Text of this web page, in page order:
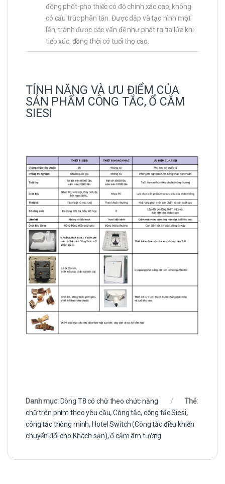
đồng phốt-pho thiếc có độ chính xác cao, không
có cấu trúc phân tán. Được dập và tạo hình một
lần, tránh được các vấn đề như phát ra tia lửa khi
tiếp xúc, đồng thời có tuổi thọ cao.
TÍNH NĂNG VÀ ƯU ĐIỂM CỦA
SẢN PHẨM CÔNG TẮC, Ổ CẮM
SIESI
Danh mục: Dòng T8 có chữ theo chức năng
Thẻ:
chữ trên phím theo yêu cầu,Công tắc,công tắc Siesi,
công tắc thông minh, Hotel Switch (Công tắc điều khiển
chuyển đổi cho Khách sạn),ổ cắm âm tường